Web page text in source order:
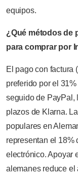
equipos.
¿Qué métodos de
para comprar por
El pago con factura
preferido por el
seguido de PayPal,
plazos de Klarna.
populares en
representan el 18%
electrónico. Apoyar
alemanes reduce el